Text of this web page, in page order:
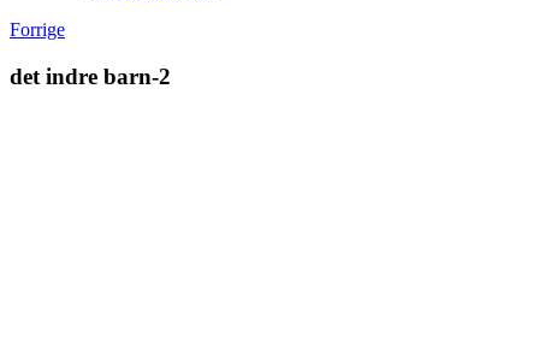
Forrige
det indre barn-2